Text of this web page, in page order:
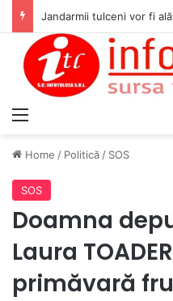
Home / Politică / SOS
SOS
Doamna
Laura
primăvară